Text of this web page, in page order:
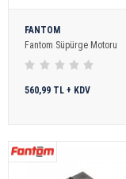
FANTOM
Fantom Süpürge Motoru
560,99 TL + KDV